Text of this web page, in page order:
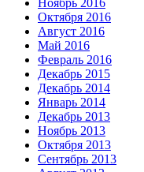
Октября 2016
Август 2016
Май 2016
Февраль 2016
Декабрь 2015
Декабрь 2014
Январь 2014
Декабрь 2013
Ноябрь 2013
Октября 2013
Сентябрь 2013